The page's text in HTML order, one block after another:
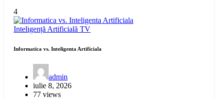
4
Inteligență Artificială TV
Informatica vs. Inteligenta Artificiala
admin
iulie 8, 2026
77 views